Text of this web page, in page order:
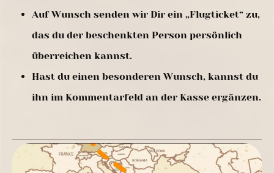
Auf Wunsch senden wir Dir ein „Flugticket“ zu,
das du der beschenkten Person persönlich
überreichen kannst.
Hast du einen besonderen Wunsch, kannst du
ihn im Kommentarfeld an der Kasse ergänzen.